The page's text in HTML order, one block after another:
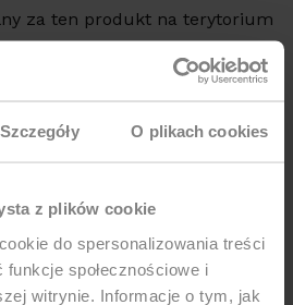
Szczegóły O plikach cookies
z plików cookie
do spersonalizowania treści
społecznościowe i
witrynie. Informacje o tym, jak
za ten produkt na terytorium
22/24, 42-202 Częstochowa,
535 123 772, e-mail: